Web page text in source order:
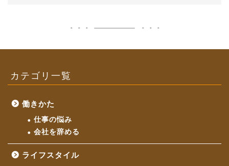
カテゴリ一覧
働きかた
仕事の悩み
会社を辞める
ライフスタイル